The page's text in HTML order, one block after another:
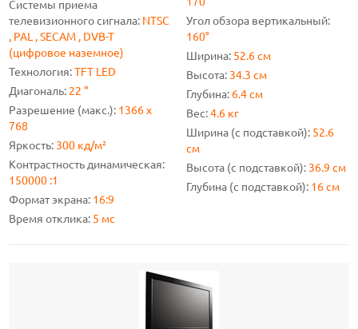
Системы приема
телевизионного сигнала: NTSC
, PAL , SECAM , DVB-T
(цифровое наземное)
Технология:TFT LED
Диагональ: 22 "
Разрешение (макс.): 1366 x
768
Яркость: 300 кд/м²
Контрастность динамическая:
150000 :1
Формат экрана: 16:9
Время отклика: 5 мс
Угол обзора вертикальный:
160°
Ширина: 52.6 см
Высота: 34.3 см
Глубина: 6.4 см
Вес:4.6 кг
Ширина (с подставкой): 52.6
см
Высота (с подставкой): 36.9 см
Глубина (с подставкой): 16 см